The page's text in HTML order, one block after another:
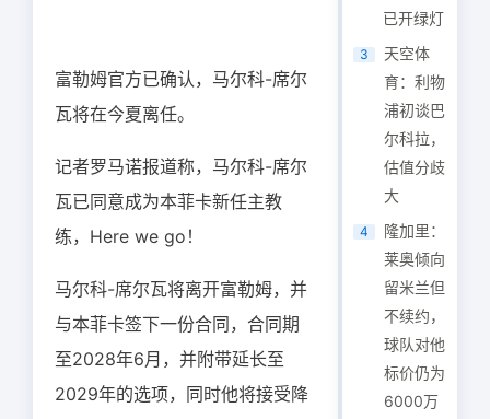
富勒姆官方已确认，马尔科-席尔
瓦将在今夏离任。
记者罗马诺报道称，马尔科-席尔
瓦已同意成为本菲卡新任主教
练，Here we go！
马尔科-席尔瓦将离开富勒姆，并
与本菲卡签下一份合同，合同期
至2028年6月，并附带延长至
2029年的选项，同时他将接受降
已开绿灯
3
天空体
育：利物
浦初谈巴
尔科拉，
估值分歧
大
4
隆加里：
莱奥倾向
留米兰但
不续约，
球队对他
标价仍为
6000万